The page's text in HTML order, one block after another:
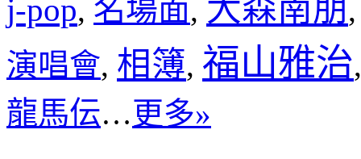
j-pop, 名場面, 大森南朋
演唱會, 相簿, 福山雅治
龍馬伝…更多»